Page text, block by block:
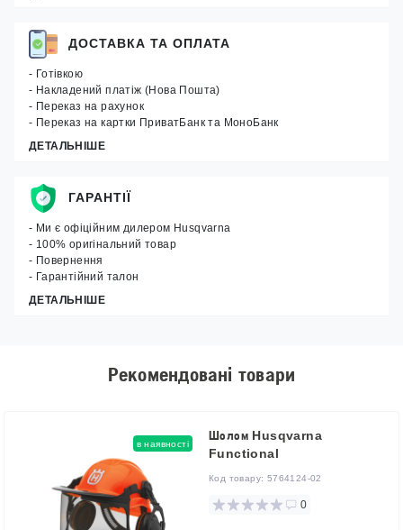
ДОСТАВКА ТА ОПЛАТА
- Готівкою
- Накладений платіж (Нова Пошта)
- Переказ на рахунок
- Переказ на картки ПриватБанк та МоноБанк
ДЕТАЛЬНІШЕ
ГАРАНТІЇ
- Ми є офіційним дилером Husqvarna
- 100% оригінальний товар
- Повернення
- Гарантійний талон
ДЕТАЛЬНІШЕ
Рекомендовані товари
в наявності
Шолом Husqvarna
Functional
Код товару: 5764124-02
0